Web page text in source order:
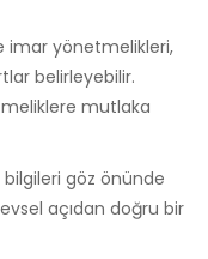
imar yönetmelikleri,
belirleyebilir.
mutlaka
göz önünde
açıdan doğru bir